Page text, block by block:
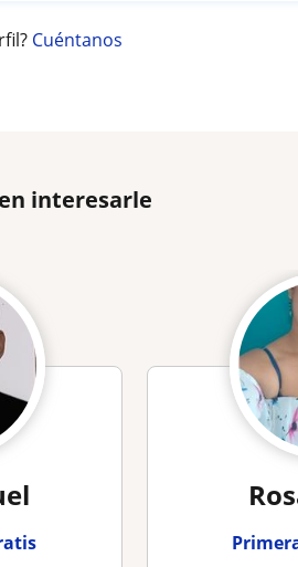
Cuéntanos
interesarle